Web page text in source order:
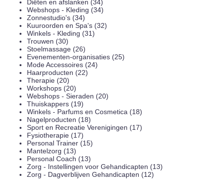
Diëten en afslanken (34)
Webshops - Kleding (34)
Zonnestudio's (34)
Kuuroorden en Spa's (32)
Winkels - Kleding (31)
Trouwen (30)
Stoelmassage (26)
Evenementen-organisaties (25)
Mode Accessoires (24)
Haarproducten (22)
Therapie (20)
Workshops (20)
Webshops - Sieraden (20)
Thuiskappers (19)
Winkels - Parfums en Cosmetica (18)
Nagelproducten (18)
Sport en Recreatie Verenigingen (17)
Fysiotherapie (17)
Personal Trainer (15)
Mantelzorg (13)
Personal Coach (13)
Zorg - Instellingen voor Gehandicapten (13)
Zorg - Dagverblijven Gehandicapten (12)